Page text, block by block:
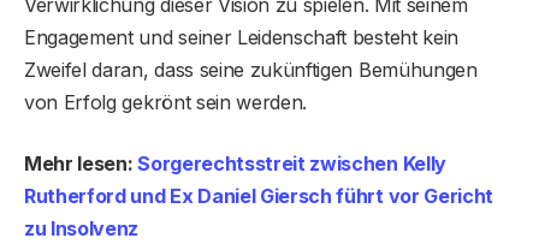
Verwirklichung dieser Vision zu spielen. Mit seinem
Engagement und seiner Leidenschaft besteht kein
Zweifel daran, dass seine zukünftigen Bemühungen
von Erfolg gekrönt sein werden.
Mehr lesen:Sorgerechtsstreit zwischen Kelly
Rutherford und Ex Daniel Giersch führt vor Gericht
zu Insolvenz